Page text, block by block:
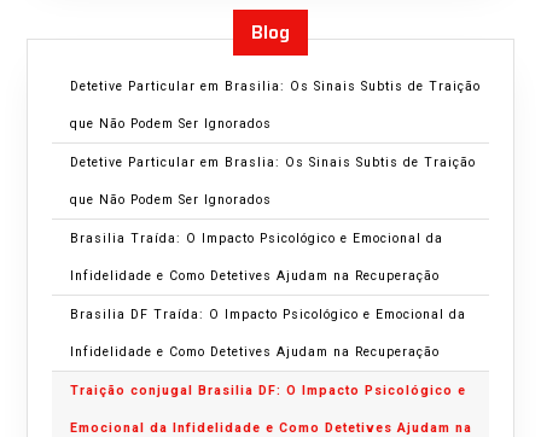
Blog
Detetive Particular em Brasilia: Os Sinais Subtis de Traição
que Não Podem Ser Ignorados
Detetive Particular em Braslia: Os Sinais Subtis de Traição
que Não Podem Ser Ignorados
Brasilia Traída: O Impacto Psicológico e Emocional da
Infidelidade e Como Detetives Ajudam na Recuperação
Brasilia DF Traída: O Impacto Psicológico e Emocional da
Infidelidade e Como Detetives Ajudam na Recuperação
Traição conjugal Brasilia DF: O Impacto Psicológico e
Emocional da Infidelidade e Como Detetives Ajudam na